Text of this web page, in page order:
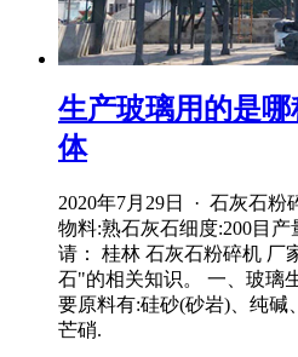
生产玻璃用的是
体
2020年7月29日 · 石灰石粉
物料:熟石灰石细度:200目
请： 桂林 石灰石粉碎机 厂
石"的相关知识。 一、玻璃
要原料有:硅砂(砂岩)、纯碱
芒硝.